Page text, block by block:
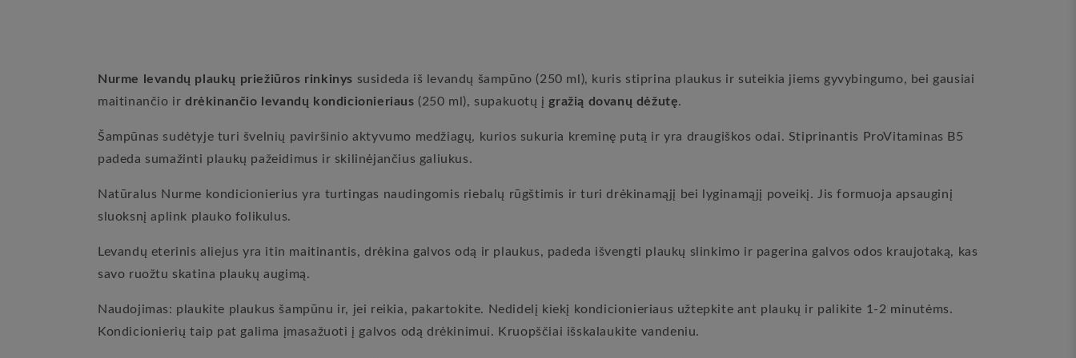
Nurme levandų plaukų priežiūros rinkinys susideda iš levandų šampūno (250 ml), kuris stiprina plaukus ir suteikia jiems gyvybingumo, bei gausiai
maitinančio ir drėkinančio levandų kondicionieriaus (250 ml), supakuotų į gražią dovanų dėžutę.
Šampūnas sudėtyje turi švelnių paviršinio aktyvumo medžiagų, kurios sukuria kreminę putą ir yra draugiškos odai. Stiprinantis ProVitaminas B5
padeda sumažinti plaukų pažeidimus ir skilinėjančius galiukus.
Natūralus Nurme kondicionierius yra turtingas naudingomis riebalų rūgštimis ir turi drėkinamąjį bei lyginamąjį poveikį. Jis formuoja apsauginį
sluoksnį aplink plauko folikulus.
Levandų eterinis aliejus yra itin maitinantis, drėkina galvos odą ir plaukus, padeda išvengti plaukų slinkimo ir pagerina galvos odos kraujotaką, kas
savo ruožtu skatina plaukų augimą.
Naudojimas: plaukite plaukus šampūnu ir, jei reikia, pakartokite. Nedidelį kiekį kondicionieriaus užtepkite ant plaukų ir palikite 1-2 minutėms.
Kondicionierių taip pat galima įmasažuoti į galvos odą drėkinimui. Kruopščiai išskalaukite vandeniu.